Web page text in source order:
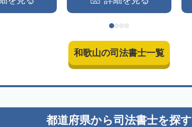
和歌山の司法書士一覧
都道府県から司法書士を探す